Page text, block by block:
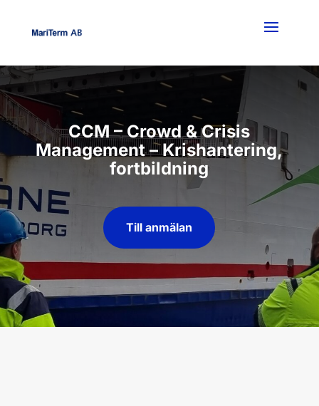
CCM – Crowd & Crisis
Management – Krishantering,
fortbildning
Till anmälan